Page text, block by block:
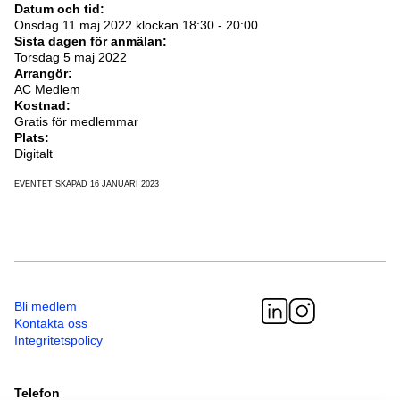
Datum och tid:
Onsdag 11 maj 2022 klockan 18:30 - 20:00
Sista dagen för anmälan:
Torsdag 5 maj 2022
Arrangör:
AC Medlem
Kostnad:
Gratis för medlemmar
Plats:
Digitalt
EVENTET SKAPAD 16 JANUARI 2023
Bli medlem
Kontakta oss
Integritetspolicy
Telefon